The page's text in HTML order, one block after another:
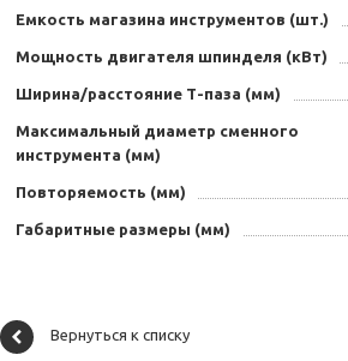
Емкость магазина инструментов (шт.)
Мощность двигателя шпинделя (кВт)
Ширина/расстояние Т-паза (мм)
Максимальный диаметр сменного
инструмента (мм)
Повторяемость (мм)
Габаритные размеры (мм)
Вернуться к списку